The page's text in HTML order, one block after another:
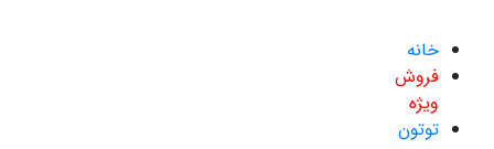
خانه
فروش
ویژه
توتون